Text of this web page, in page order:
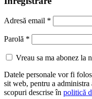
Adresă email *
Parolă *
Vreau sa ma abonez la
Datele personale vor fi
sit web, pentru a
scopuri descrise în politică